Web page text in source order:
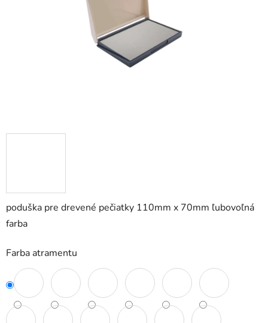
poduška pre drevené pečiatky 110mm x 70mm ľubovoľná
farba
Farba atramentu